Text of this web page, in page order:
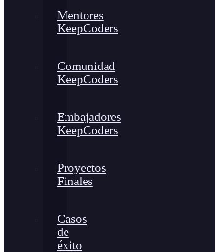
Mentores
KeepCoders
Comunidad
KeepCoders
Embajadores
KeepCoders
Proyectos
Finales
Casos
de
éxito